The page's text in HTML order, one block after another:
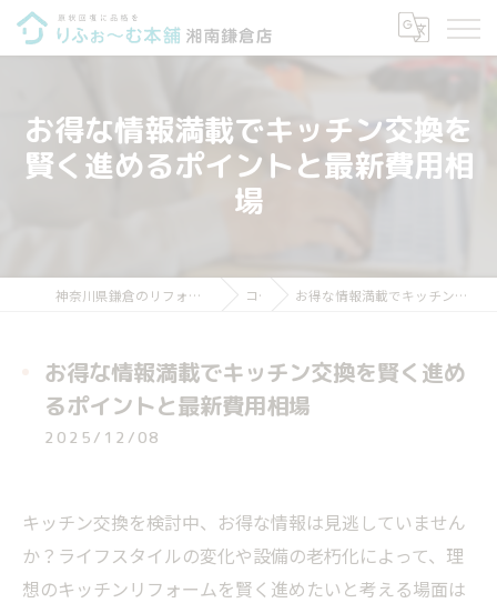
お得な情報満載でキッチン交換を
賢く進めるポイントと最新費用相
場
神奈川県鎌倉のリフォームならりふぉ～む本舗 湘南鎌倉店 コラム お得な情報満載でキッチン交換を賢く進めるポイントと最新費用相場
お得な情報満載でキッチン交換を賢く進め
るポイントと最新費用相場
2025/12/08
キッチン交換を検討中、お得な情報は見逃していません
か？ライフスタイルの変化や設備の老朽化によって、理
想のキッチンリフォームを賢く進めたいと考える場面は